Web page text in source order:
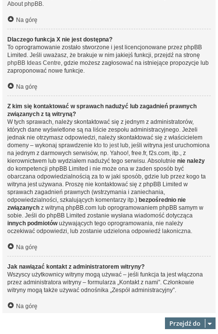
About phpBB.
Na górę
Dlaczego funkcja X nie jest dostępna?
To oprogramowanie zostało stworzone i jest licencjonowane przez phpBB
Limited. Jeśli uważasz, że brakuje w nim jakiejś funkcji, przejdź na stronę
phpBB Ideas Centre, gdzie możesz zagłosować na istniejące propozycje lub
zaproponować nowe funkcje.
Na górę
Z kim się kontaktować w sprawach nadużyć lub zagadnień prawnych
związanych z tą witryną?
W tych sprawach, należy skontaktować się z jednym z administratorów,
których dane wyświetlone są na liście zespołu administracyjnego. Jeżeli
jednak nie otrzymasz odpowiedzi, należy skontaktować się z właścicielem
domeny – wykonaj sprawdzenie kto to jestlub, jeśli witryna jest uruchomiona
na jednym z darmowych serwisów, np. Yahoo!, free.fr, f2s.com, itp., z
kierownictwem lub wydziałem nadużyć tego serwisu. Absolutnie nie należy
do kompetencji phpBB Limited i nie może ona w żaden sposób być
obarczana odpowiedzialnością za to w jaki sposób, gdzie lub przez kogo ta
witryna jest używana. Proszę nie kontaktować się z phpBB Limited w
sprawach zagadnień prawnych (wstrzymania i zaniechania,
odpowiedzialności, szkalujących komentarzy itp.) bezpośrednio nie
związanych z witryną phpBB.com lub oprogramowaniem phpBB samym w
sobie. Jeśli do phpBB Limited zostanie wysłana wiadomość dotycząca
innych podmiotówużywających tego oprogramowania, nie należy
oczekiwać odpowiedzi, lub zostanie udzielona odpowiedź lakoniczna.
Na górę
Jak nawiązać kontakt z administratorem witryny?
Wszyscy użytkownicy witryny mogą używać – jeśli funkcja ta jest włączona
przez administratora witryny – formularza „Kontakt z nami”. Członkowie
witryny mogą także używać odnośnika „Zespół administracyjny”.
Na górę
Przejdź do